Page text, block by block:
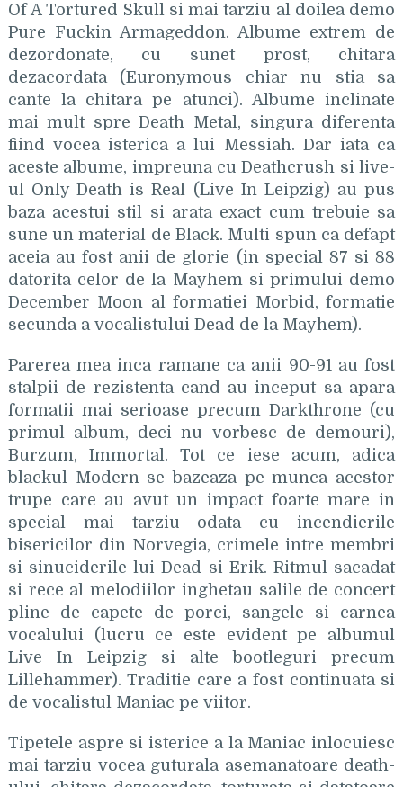
Of A Tortured Skull si mai tarziu al doilea demo
Pure Fuckin Armageddon. Albume extrem de
dezordonate, cu sunet prost, chitara
dezacordata (Euronymous chiar nu stia sa
cante la chitara pe atunci). Albume inclinate
mai mult spre Death Metal, singura diferenta
fiind vocea isterica a lui Messiah. Dar iata ca
aceste albume, impreuna cu Deathcrush si live-
ul Only Death is Real (Live In Leipzig) au pus
baza acestui stil si arata exact cum trebuie sa
sune un material de Black. Multi spun ca defapt
aceia au fost anii de glorie (in special 87 si 88
datorita celor de la Mayhem si primului demo
December Moon al formatiei Morbid, formatie
secunda a vocalistului Dead de la Mayhem).
Parerea mea inca ramane ca anii 90-91 au fost
stalpii de rezistenta cand au inceput sa apara
formatii mai serioase precum Darkthrone (cu
primul album, deci nu vorbesc de demouri),
Burzum, Immortal. Tot ce iese acum, adica
blackul Modern se bazeaza pe munca acestor
trupe care au avut un impact foarte mare in
special mai tarziu odata cu incendierile
bisericilor din Norvegia, crimele intre membri
si sinuciderile lui Dead si Erik. Ritmul sacadat
si rece al melodiilor inghetau salile de concert
pline de capete de porci, sangele si carnea
vocalului (lucru ce este evident pe albumul
Live In Leipzig si alte bootleguri precum
Lillehammer). Traditie care a fost continuata si
de vocalistul Maniac pe viitor.
Tipetele aspre si isterice a la Maniac inlocuiesc
mai tarziu vocea guturala asemanatoare death-